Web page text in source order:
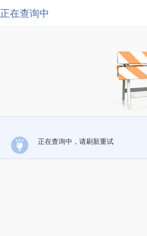
正在查询中
正在查询中，请刷新重试